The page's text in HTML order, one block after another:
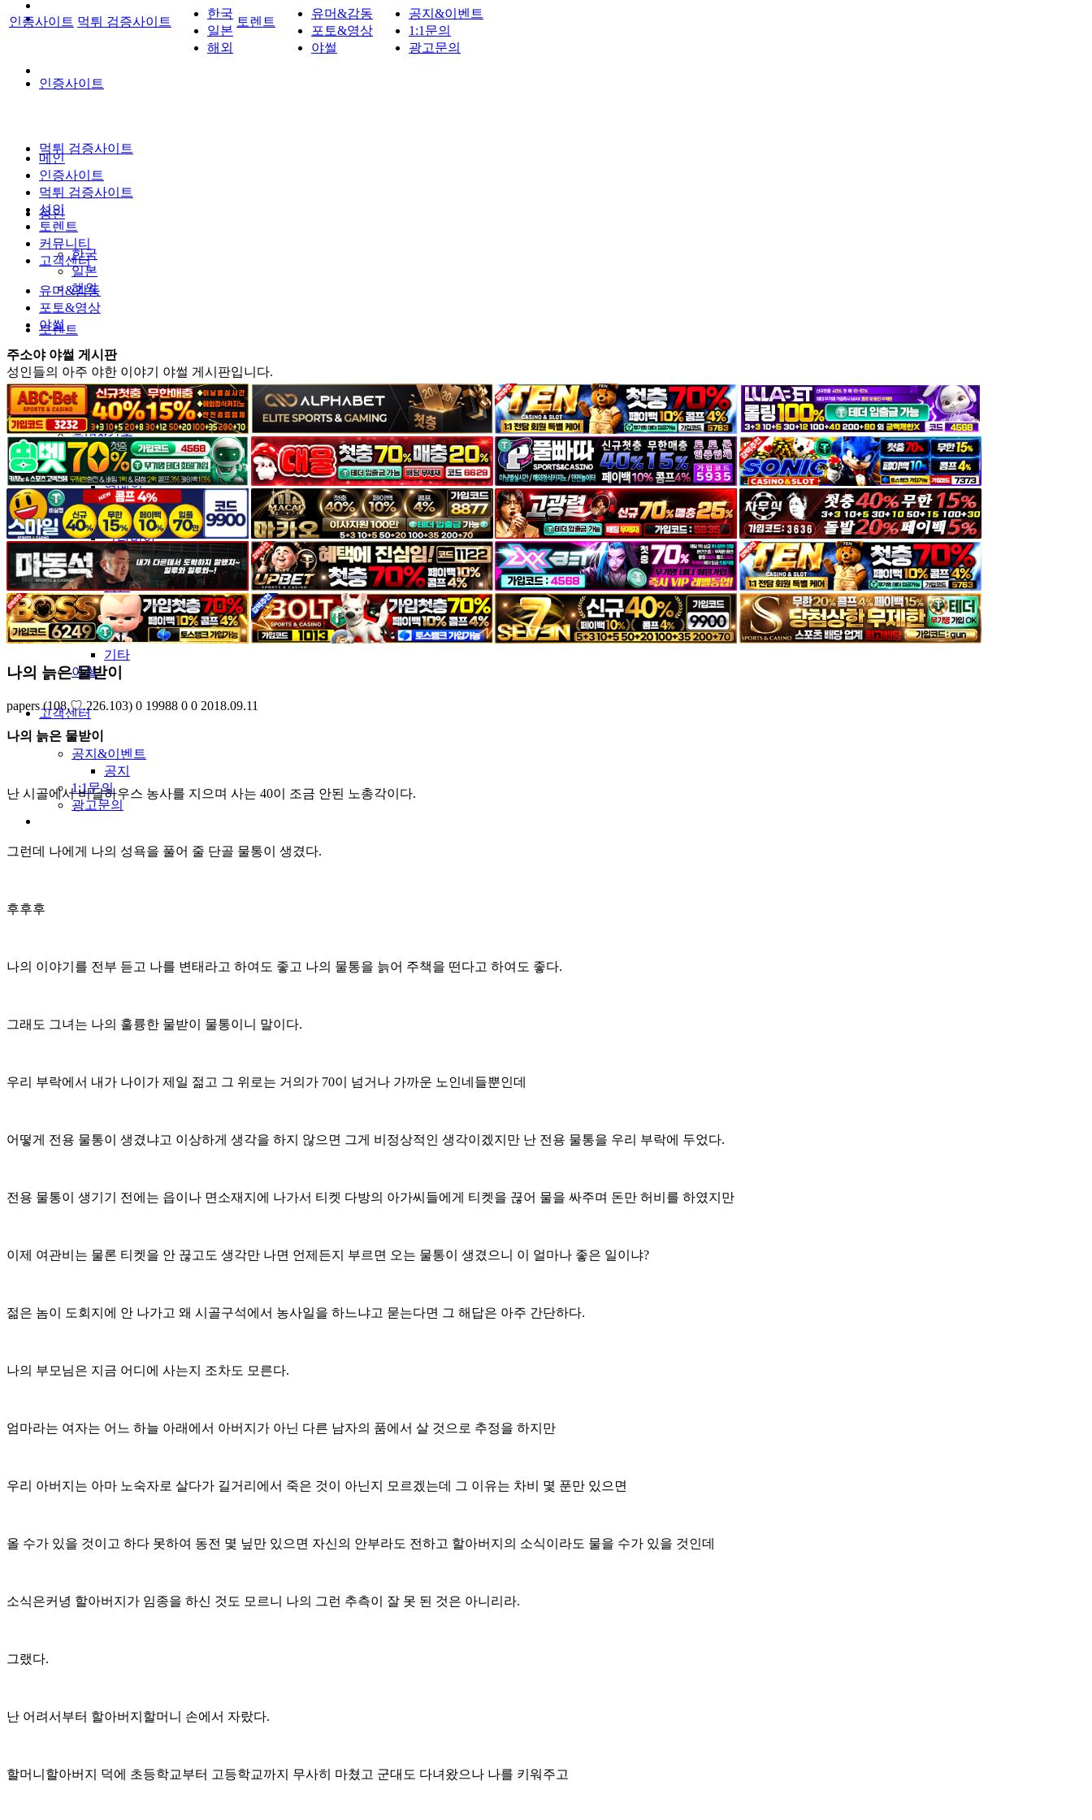
인증사이트
먹튀 검증사이트
성인
한국
일본
해외
토렌트
커뮤니티
유머&감동
포토&영상
일반인
연예인
서양
모델
그라비아
코스프레
BJ
품번
후방주의
움짤
스포츠
기타
야썰
고객센터
공지&이벤트
공지
1:1문의
광고문의
인증사이트 먹튀 검증사이트
한국
일본
해외
토렌트
유머&감동
포토&영상
야썰
공지&이벤트
1:1문의
광고문의
메인
인증사이트
먹튀 검증사이트
성인
토렌트
커뮤니티
고객센터
유머&감동
포토&영상
야썰
주소야 야썰 게시판
성인들의 아주 야한 이야기 야썰 게시판입니다.
나의 늙은 물받이
papers (108.♡.226.103) 0 19988 0 0 2018.09.11
나의 늙은 물받이
난 시골에서 비닐하우스 농사를 지으며 사는 40이 조금 안된 노총각이다.
그런데 나에게 나의 성욕을 풀어 줄 단골 물통이 생겼다.
후후후
나의 이야기를 전부 듣고 나를 변태라고 하여도 좋고 나의 물통을 늙어 주책을 떤다고 하여도 좋다.
그래도 그녀는 나의 훌륭한 물받이 물통이니 말이다.
우리 부락에서 내가 나이가 제일 젊고 그 위로는 거의가 70이 넘거나 가까운 노인네들뿐인데
어떻게 전용 물통이 생겼냐고 이상하게 생각을 하지 않으면 그게 비정상적인 생각이겠지만 난 전용 물통을 우리 부락에 두었다.
전용 물통이 생기기 전에는 읍이나 면소재지에 나가서 티켓 다방의 아가씨들에게 티켓을 끊어 물을 싸주며 돈만 허비를 하였지만
이제 여관비는 물론 티켓을 안 끊고도 생각만 나면 언제든지 부르면 오는 물통이 생겼으니 이 얼마나 좋은 일이냐?
젊은 놈이 도회지에 안 나가고 왜 시골구석에서 농사일을 하느냐고 묻는다면 그 해답은 아주 간단하다.
나의 부모님은 지금 어디에 사는지 조차도 모른다.
엄마라는 여자는 어느 하늘 아래에서 아버지가 아닌 다른 남자의 품에서 살 것으로 추정을 하지만
우리 아버지는 아마 노숙자로 살다가 길거리에서 죽은 것이 아닌지 모르겠는데 그 이유는 차비 몇 푼만 있으면
올 수가 있을 것이고 하다 못하여 동전 몇 닢만 있으면 자신의 안부라도 전하고 할아버지의 소식이라도 물을 수가 있을 것인데
소식은커녕 할아버지가 임종을 하신 것도 모르니 나의 그런 추측이 잘 못 된 것은 아니리라.
그랬다.
난 어려서부터 할아버지할머니 손에서 자랐다.
할머니할아버지 덕에 초등학교부터 고등학교까지 무사히 마쳤고 군대도 다녀왔으나 나를 키워주고